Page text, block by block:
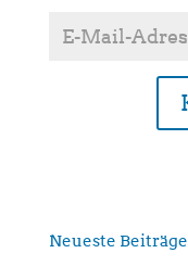
r
Neueste Beiträge